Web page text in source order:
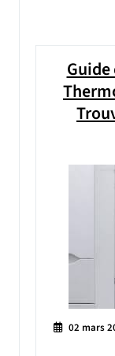
02 mars